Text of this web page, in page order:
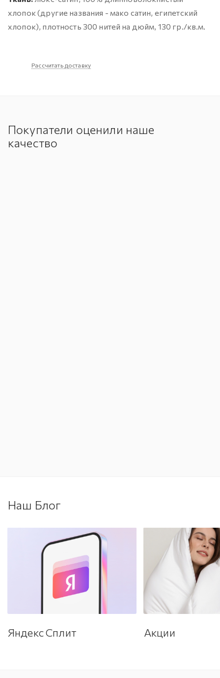
хлопок (другие названия - мако сатин, египетский
хлопок), плотность 300 нитей на дюйм, 130 гр./кв.м.
Рассчитать доставку
Покупатели оценили наше
качество
Наш Блог
Яндекс Сплит Акции